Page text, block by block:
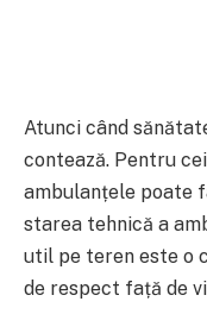
Atunci când
contează. Pentru
ambulanțele poate
starea tehnică a
util pe teren este o
de respect față de